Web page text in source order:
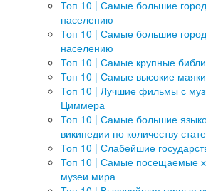
Топ 10 | Самые большие
населению
Топ 10 | Самые большие
населению
Топ 10 | Самые крупные
Топ 10 | Самые высокие
Топ 10 | Лучшие фильмы с
Циммера
Топ 10 | Самые большие
википедии по количеству
Топ 10 | Слабейшие
Топ 10 | Самые посещаемые
музеи мира